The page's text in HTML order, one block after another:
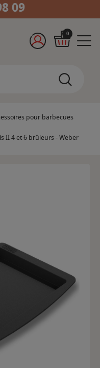
09
0
pour barbecues
II 4 et 6 brûleurs - Weber